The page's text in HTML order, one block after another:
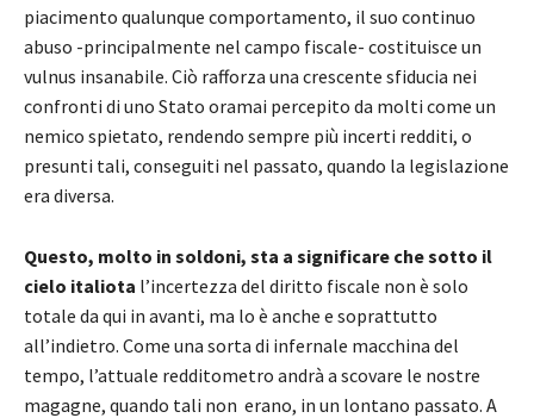
piacimento qualunque comportamento, il suo continuo
abuso -principalmente nel campo fiscale- costituisce un
vulnus insanabile. Ciò rafforza una crescente sfiducia nei
confronti di uno Stato oramai percepito da molti come un
nemico spietato, rendendo sempre più incerti redditi, o
presunti tali, conseguiti nel passato, quando la legislazione
era diversa.
Questo, molto in soldoni, sta a significare che sotto il
cielo italiota l’incertezza del diritto fiscale non è solo
totale da qui in avanti, ma lo è anche e soprattutto
all’indietro. Come una sorta di infernale macchina del
tempo, l’attuale redditometro andrà a scovare le nostre
magagne, quando tali non erano, in un lontano passato. A